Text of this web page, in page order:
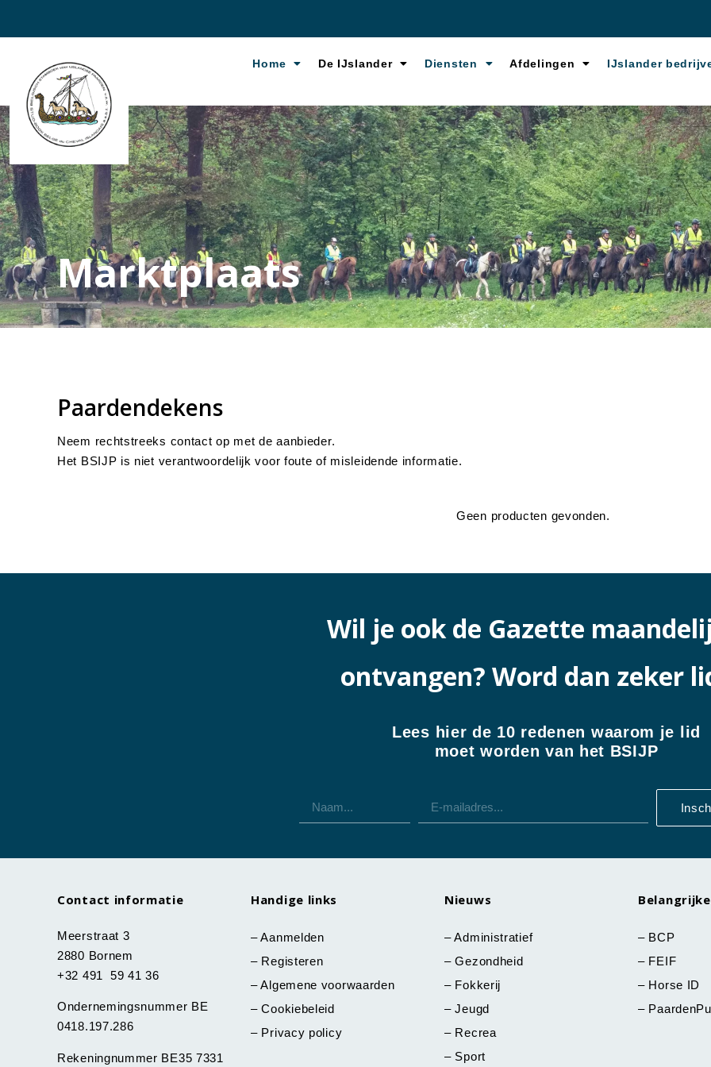
Home De IJslander Diensten Afdelingen IJslander
Marktplaats
Paardendekens
Neem rechtstreeks contact op met de aanbieder.
Het BSIJP is niet verantwoordelijk voor foute of misleidende informatie.
Geen producten gevonden.
Wil je ook de Gazette
ontvangen? Word dan zeker
Lees hier de 10 redenen waarom je lid
moet worden van het BSIJP
Contact informatie
Meerstraat 3
2880 Bornem
+32 491 59 41 36
Ondernemingsnummer BE
0418.197.286
Rekeningnummer BE35 7331
Handige links
–Aanmelden
– Registeren
–Algemene voorwaarden
–Cookiebeleid
– Privacy policy
Nieuws
–Administratief
–Gezondheid
– Fokkerij
–Jeugd
– Recrea
– Sport
– BCP
– FEIF
–Horse ID
–